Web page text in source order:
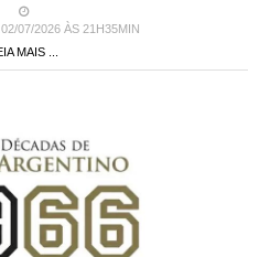
07/2026 ÀS 21H35MIN
MAIS ...